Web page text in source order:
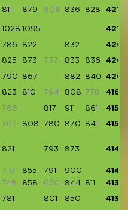
811 879 808 836 828 4218
1028 1095 4215
786 822 832 4208
825 873 737 833 836 4202
790 867 882 840 4200
823 810 794 808 778 4160
766 817 911 861 4156
762 808 780 870 841 4152
821 793 873 4148
719 855 791 900
4144
748 858 650 844 811 4138
781 801 850 4132